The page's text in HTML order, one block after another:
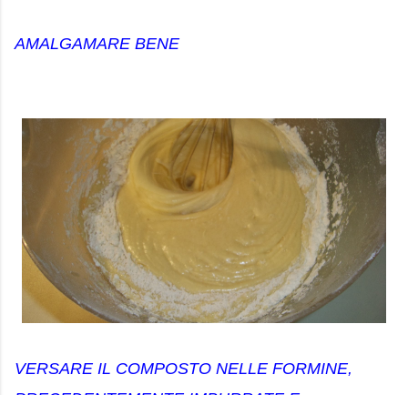
AMALGAMARE BENE
VERSARE IL COMPOSTO NELLE FORMINE,